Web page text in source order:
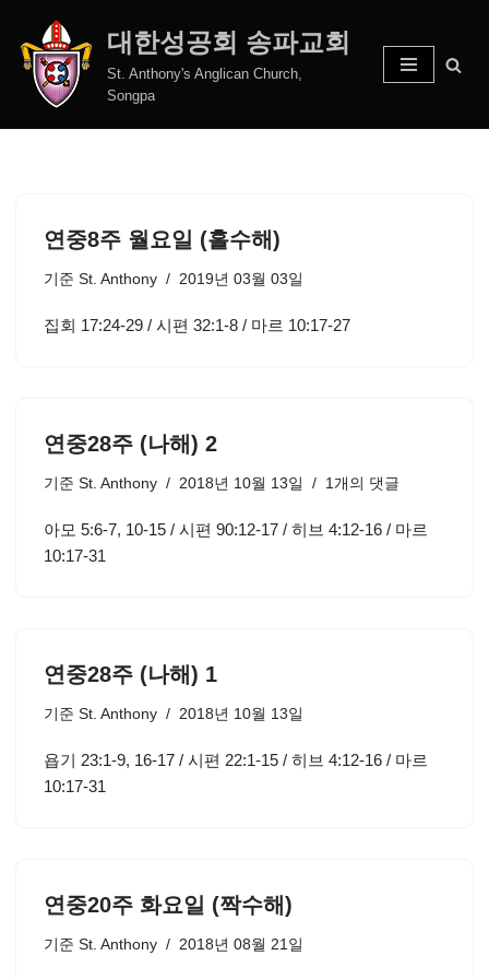
콘
대한성공회 송파교회
St. Anthony's Anglican Church,
Songpa
연중8주 월요일 (홀수해)
기준 St. Anthony 2019년 03월 03일
집회 17:24-29 / 시편 32:1-8 / 마르 10:17-27
연중28주 (나해) 2
기준 St. Anthony 2018년 10월 13일 1개의 댓글
아모 5:6-7, 10-15 / 시편 90:12-17 / 히브 4:12-16 / 마르
10:17-31
연중28주 (나해) 1
기준 St. Anthony 2018년 10월 13일
욥기 23:1-9, 16-17 / 시편 22:1-15 / 히브 4:12-16 / 마르
10:17-31
연중20주 화요일 (짝수해)
기준 St. Anthony 2018년 08월 21일